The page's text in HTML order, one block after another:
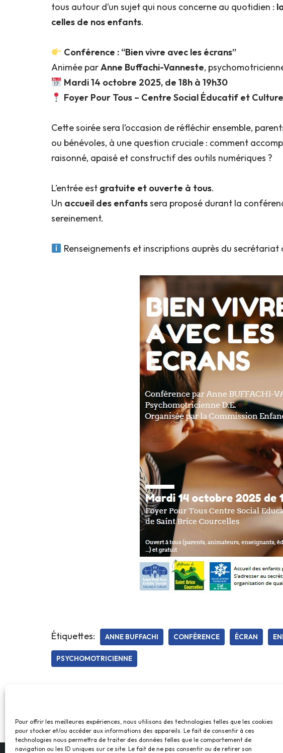
Pour offrir les meilleures expériences, nous utilisons des technologies telles que les cookies
pour stocker et/ou accéder aux informations des appareils. Le fait de consentir à ces
technologies nous permettra de traiter des données telles que le comportement de
navigation ou les ID uniques sur ce site. Le fait de ne pas consentir ou de retirer son
tous autour d’un sujet qui nous concerne au quotidien :
celles de nos enfants.
Conférence : “Bien vivre avec les écrans”
Animée parAnne Buffachi-Vanneste,
Mardi 14 octobre 2025, de 18h à 19h30
Foyer Pour Tous – Centre Social Éducatif et
Cette soirée sera l’occasion de réfléchir ensemble,
ou bénévoles, à une question cruciale : comment
raisonné, apaisé et constructif des outils numériques ?
L’entrée est gratuite et ouverte à tous.
Un accueil des enfantssera proposé durant la
sereinement.
Renseignements et inscriptions auprès du secrétariat
Étiquettes: ANNE BUFFACHI CONFÉRENCE ÉCRAN
PSYCHOMOTRICIENNE